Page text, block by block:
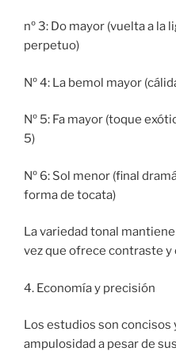
nº 3: Do mayor (vuelta a la
perpetuo)
Nº 4: La bemol mayor
Nº 5: Fa mayor (toque
5)
Nº 6: Sol menor (final
forma de tocata)
La variedad tonal
vez que ofrece contraste y
4. Economía y precisión
Los estudios son concisos
ampulosidad a pesar de